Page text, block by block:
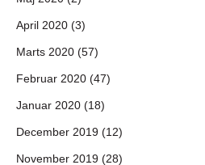
April 2020 (3)
Marts 2020 (57)
Februar 2020 (47)
Januar 2020 (18)
December 2019 (12)
November 2019 (28)